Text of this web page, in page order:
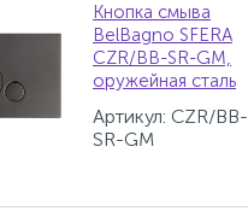
Кнопка смыва
BelBagno SFERA
CZR/BB-SR-GM,
оружейная сталь
Артикул: CZR/BB-
SR-GM